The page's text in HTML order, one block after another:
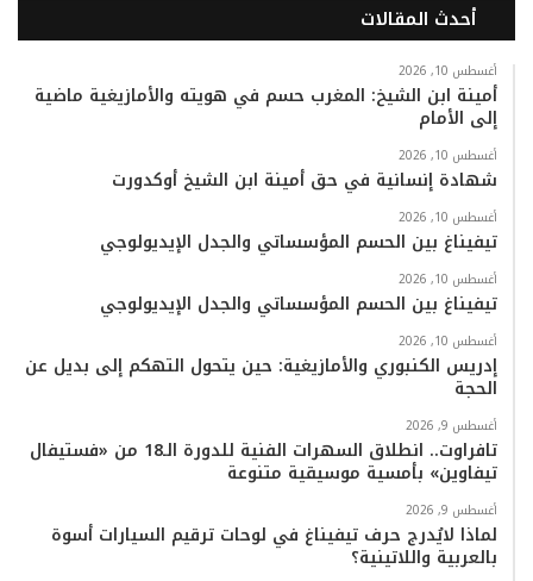
س
ك
ي
ت
ب
س
ر
k
T
k
ت
ب
أحدث المقالات
أغسطس 10, 2026
أمينة ابن الشيخ: المغرب حسم في هويته والأمازيغية ماضية
إلى الأمام
أغسطس 10, 2026
شهادة إنسانية في حق أمينة ابن الشيخ أوكدورت
أغسطس 10, 2026
تيفيناغ بين الحسم المؤسساتي والجدل الإيديولوجي
أغسطس 10, 2026
تيفيناغ بين الحسم المؤسساتي والجدل الإيديولوجي
أغسطس 10, 2026
إدريس الكنبوري والأمازيغية: حين يتحول التهكم إلى بديل عن
الحجة
أغسطس 9, 2026
تافراوت.. انطلاق السهرات الفنية للدورة الـ18 من «فستيفال
تيفاوين» بأمسية موسيقية متنوعة
أغسطس 9, 2026
لماذا لايُدرج حرف تيفيناغ في لوحات ترقيم السيارات أسوة
بالعربية واللاتينية؟